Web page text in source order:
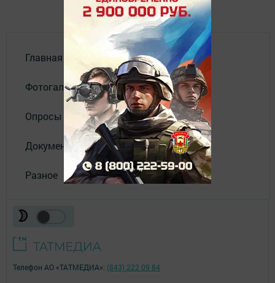
Главная
Фотогалереи
Опросы
Документы филиала
Разное
Телефон АО «ТАТМЕДИА»: (843) 222 09 84